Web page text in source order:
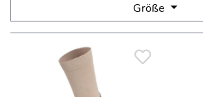
Größe